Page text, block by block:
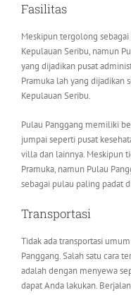
Fasilitas
Meskipun tergolong
Kepulauan Seribu, namun
yang dijadikan pusat
Pramuka lah yang dijadikan
Kepulauan Seribu.
Pulau Panggang memiliki
jumpai seperti pusat
villa dan lainnya. Meskipun
Pramuka, namun Pulau
sebagai pulau paling padat
Transportasi
Tidak ada transportasi
Panggang. Salah satu cara
adalah dengan menyewa
dapat Anda lakukan.